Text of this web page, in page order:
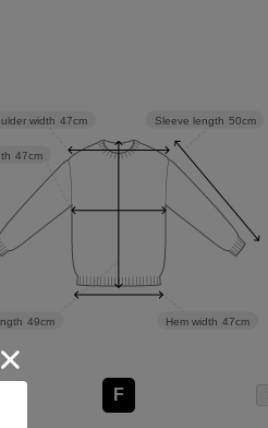
Hem width 47cm
Sleeve length 50cm
49cm
47cm
width 47cm
F